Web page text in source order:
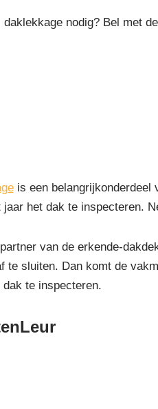
nodig? Bel met
is een belangrijkonderdeel
het dak te inspecteren.
van de erkende-
te sluiten. Dan komt de
te inspecteren.